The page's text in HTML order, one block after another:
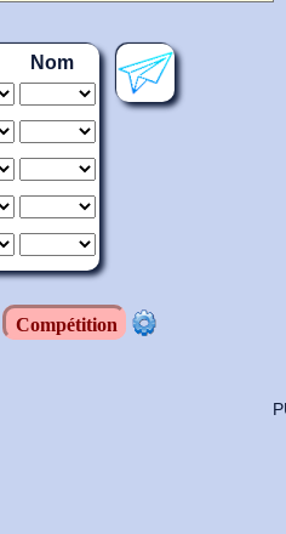
Nom
Compétition